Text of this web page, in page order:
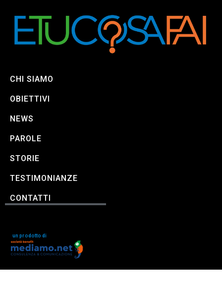
CHI SIAMO
OBIETTIVI
NEWS
PAROLE
STORIE
TESTIMONIANZE
CONTATTI
un prodotto di